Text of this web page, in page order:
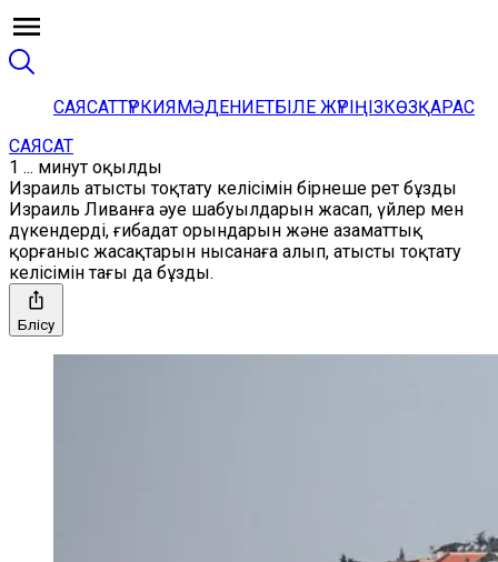
САЯСАТТҮРКИЯМӘДЕНИЕТБІЛЕ ЖҮРІҢІЗКӨЗҚАРАС
САЯСАТ
1 ... минут оқылды
Израиль атысты тоқтату келісімін бірнеше рет бұзды
Израиль Ливанға әуе шабуылдарын жасап, үйлер мен
дүкендерді, ғибадат орындарын және азаматтық
қорғаныс жасақтарын нысанаға алып, атысты тоқтату
келісімін тағы да бұзды.
Бөлісу